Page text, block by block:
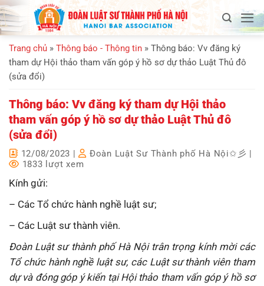
Bỏ
qua
nội
dung
Trang chủ » Thông báo - Thông tin » Thông báo: Vv đăng ký
tham dự Hội thảo tham vấn góp ý hồ sơ dự thảo Luật Thủ đô
(sửa đổi)
Thông báo: Vv đăng ký tham dự Hội thảo
tham vấn góp ý hồ sơ dự thảo Luật Thủ đô
(sửa đổi)
12/08/2023 | Đoàn Luật Sư Thành phố Hà Nội✩彡 |
1833 lượt xem
Kính gửi:
– Các Tổ chức hành nghề luật sư;
– Các Luật sư thành viên.
Đoàn Luật sư thành phố Hà Nội trân trọng kính mời các
Tổ chức hành nghề luật sư, các Luật sư thành viên tham
dự và đóng góp ý kiến tại Hội thảo tham vấn góp ý hồ sơ